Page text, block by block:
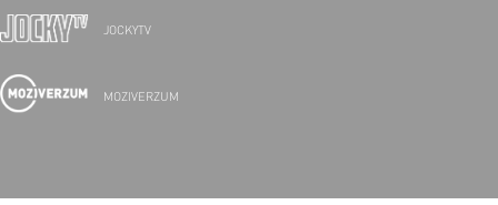
JOCKYTV
MOZIVERZUM